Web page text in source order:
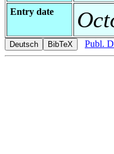
Entry date
Publ.